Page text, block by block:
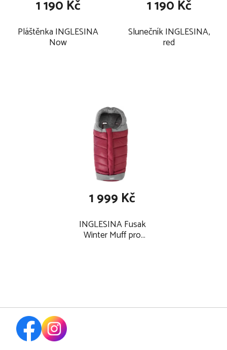
výplň je ze 100 % recyklovaného materiálu
Pláštěnka INGLESINA
Now
1 190 Kč
Slunečník INGLESINA,
red
1 190 Kč
INGLESINA Fusak
Winter Muff pro
1 999 Kč